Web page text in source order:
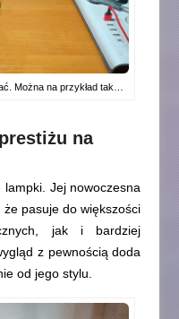
Można na przykład tak…
na
Jej nowoczesna
pasuje do większości
jak i bardziej
z pewnością doda
od jego stylu.